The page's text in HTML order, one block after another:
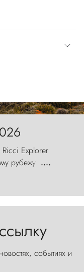
Ricci Explorer
рубежу
с
а пики
стражи,
....
событиях и